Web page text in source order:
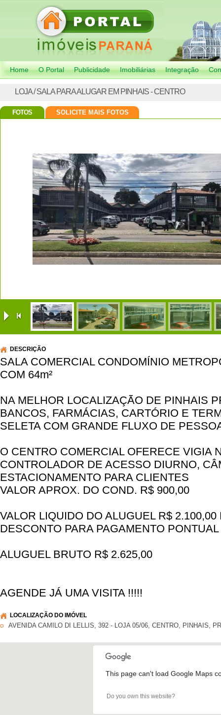
Home O Portal Publicidade Imobiliárias Integração
LOJA / SALA PARA ALUGAR EM PINHAIS - CENTRO
FOTOS SOLICITE MAIS FOTOS
DESCRIÇÃO
SALA COMERCIAL CONDOMÍNIO
COM 64m²
NA MELHOR LOCALIZAÇÃO DE PINHAIS
BANCOS, FARMÁCIAS, CARTÓRIO E
SELETA COM GRANDE FLUXO DE
O CENTRO COMERCIAL OFERECE VIGIA
CONTROLADOR DE ACESSO DIURNO,
ESTACIONAMENTO PARA CLIENTES
VALOR APROX. DO COND. R$ 900,00
VALOR LIQUIDO DO ALUGUEL R$
DESCONTO PARA PAGAMENTO
ALUGUEL BRUTO R$ 2.625,00
AGENDE JÁ UMA VISITA !!!!!
LOCALIZAÇÃO DO IMÓVEL
AVENIDA CAMILO DI LELLIS, 392 - LOJA 05/06, CENTRO, PINHAIS, PR
This page can't load Google Maps
Do you own this website?